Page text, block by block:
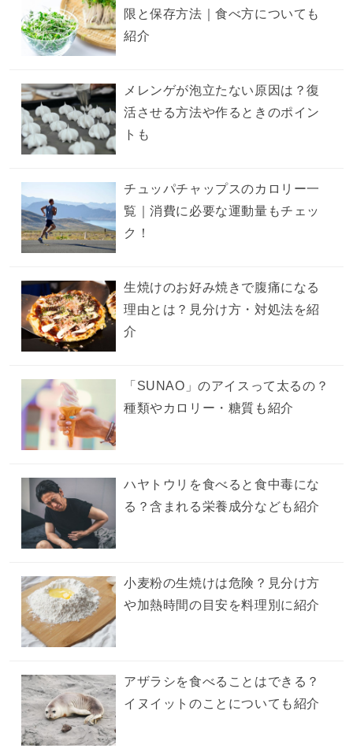
限と保存方法｜食べ方についても
紹介
メレンゲが泡立たない原因は？復
活させる方法や作るときのポイン
トも
チュッパチャップスのカロリー一
覧｜消費に必要な運動量もチェッ
ク！
生焼けのお好み焼きで腹痛になる
理由とは？見分け方・対処法を紹
介
「SUNAO」のアイスって太るの？
種類やカロリー・糖質も紹介
ハヤトウリを食べると食中毒にな
る？含まれる栄養成分なども紹介
小麦粉の生焼けは危険？見分け方
や加熱時間の目安を料理別に紹介
アザラシを食べることはできる？
イヌイットのことについても紹介